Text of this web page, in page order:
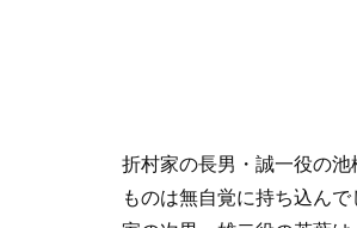
折村家の長男・誠一役の
ものは無自覚に持ち込ん